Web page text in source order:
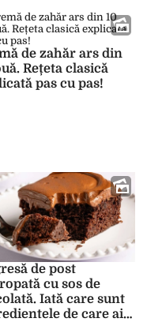
de zahăr ars din
Rețeta clasică
pas cu pas!
de post
cu sos de
Iată care sunt
de care ai